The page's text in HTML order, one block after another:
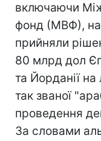
включаючи
фонд (МВФ), на
прийняли
80 млрд дол
та Йорданії на
так званої
проведення
За словами